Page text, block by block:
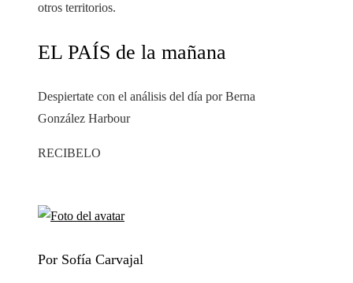
otros territorios.
EL PAÍS de la mañana
Despiertate con el análisis del día por Berna
González Harbour
RECIBELO
Por Sofía Carvajal